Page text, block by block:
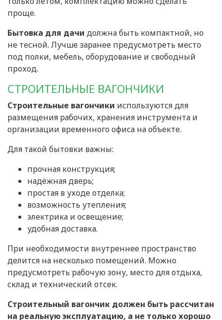
проще.
Бытовка для дачи должна быть компактной, но
не тесной. Лучше заранее предусмотреть место
под полки, мебель, оборудование и свободный
проход.
СТРОИТЕЛЬНЫЕ ВАГОНЧИКИ
Строительные вагончики используются для
размещения рабочих, хранения инструмента и
организации временного офиса на объекте.
Для такой бытовки важны:
прочная конструкция;
надёжная дверь;
простая в уходе отделка;
возможность утепления;
электрика и освещение;
удобная доставка.
При необходимости внутреннее пространство
делится на несколько помещений. Можно
предусмотреть рабочую зону, место для отдыха,
склад и технический отсек.
Строительный вагончик должен быть рассчитан
на реальную эксплуатацию, а не только хорошо